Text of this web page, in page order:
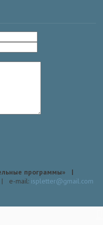
программы» |
| е-mail: ispletter@gmail.com